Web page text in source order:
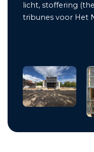
licht, stoffering
tribunes voor Het